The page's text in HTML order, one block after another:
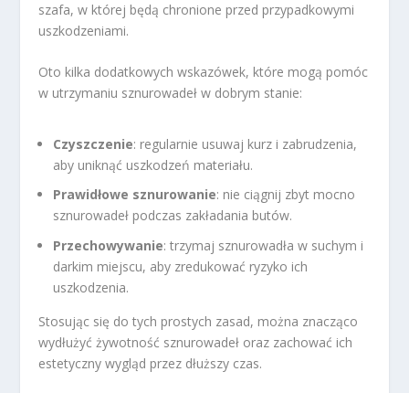
szafa, w której będą chronione przed przypadkowymi
uszkodzeniami.
Oto kilka dodatkowych wskazówek, które mogą pomóc
w utrzymaniu sznurowadeł w dobrym stanie:
Czyszczenie: regularnie usuwaj kurz i zabrudzenia,
aby uniknąć uszkodzeń materiału.
Prawidłowe sznurowanie: nie ciągnij zbyt mocno
sznurowadeł podczas zakładania butów.
Przechowywanie: trzymaj sznurowadła w suchym i
darkim miejscu, aby zredukować ryzyko ich
uszkodzenia.
Stosując się do tych prostych zasad, można znacząco
wydłużyć żywotność sznurowadeł oraz zachować ich
estetyczny wygląd przez dłuższy czas.